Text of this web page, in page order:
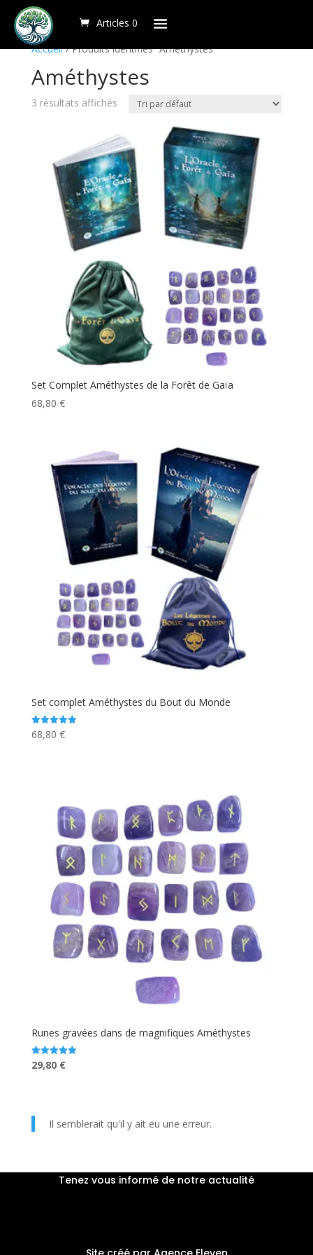
Articles 0
Accueil/ Produits identifiés “Améthystes”
Améthystes
3 résultats affichés
Set Complet Améthystes de la Forêt de Gaïa
68,80 €
Set complet Améthystes du Bout du Monde
Note
5.00
68,80 €
Runes gravées dans de magnifiques Améthystes
Note
5.00
Le
34,00 €.
29,80 €Le
29,80 €.
Il semblerait qu'il y ait eu une erreur.
Tenez vous informé de notre actualité